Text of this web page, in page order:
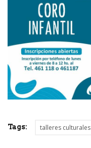
Tags: talleres culturales